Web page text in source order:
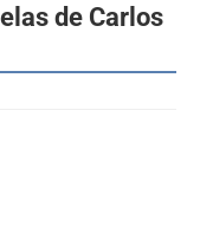
de Carlos